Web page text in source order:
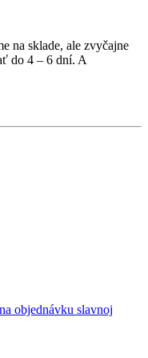
na sklade, ale zvyčajne
do 4 – 6 dní. A
objednávku slavnoj